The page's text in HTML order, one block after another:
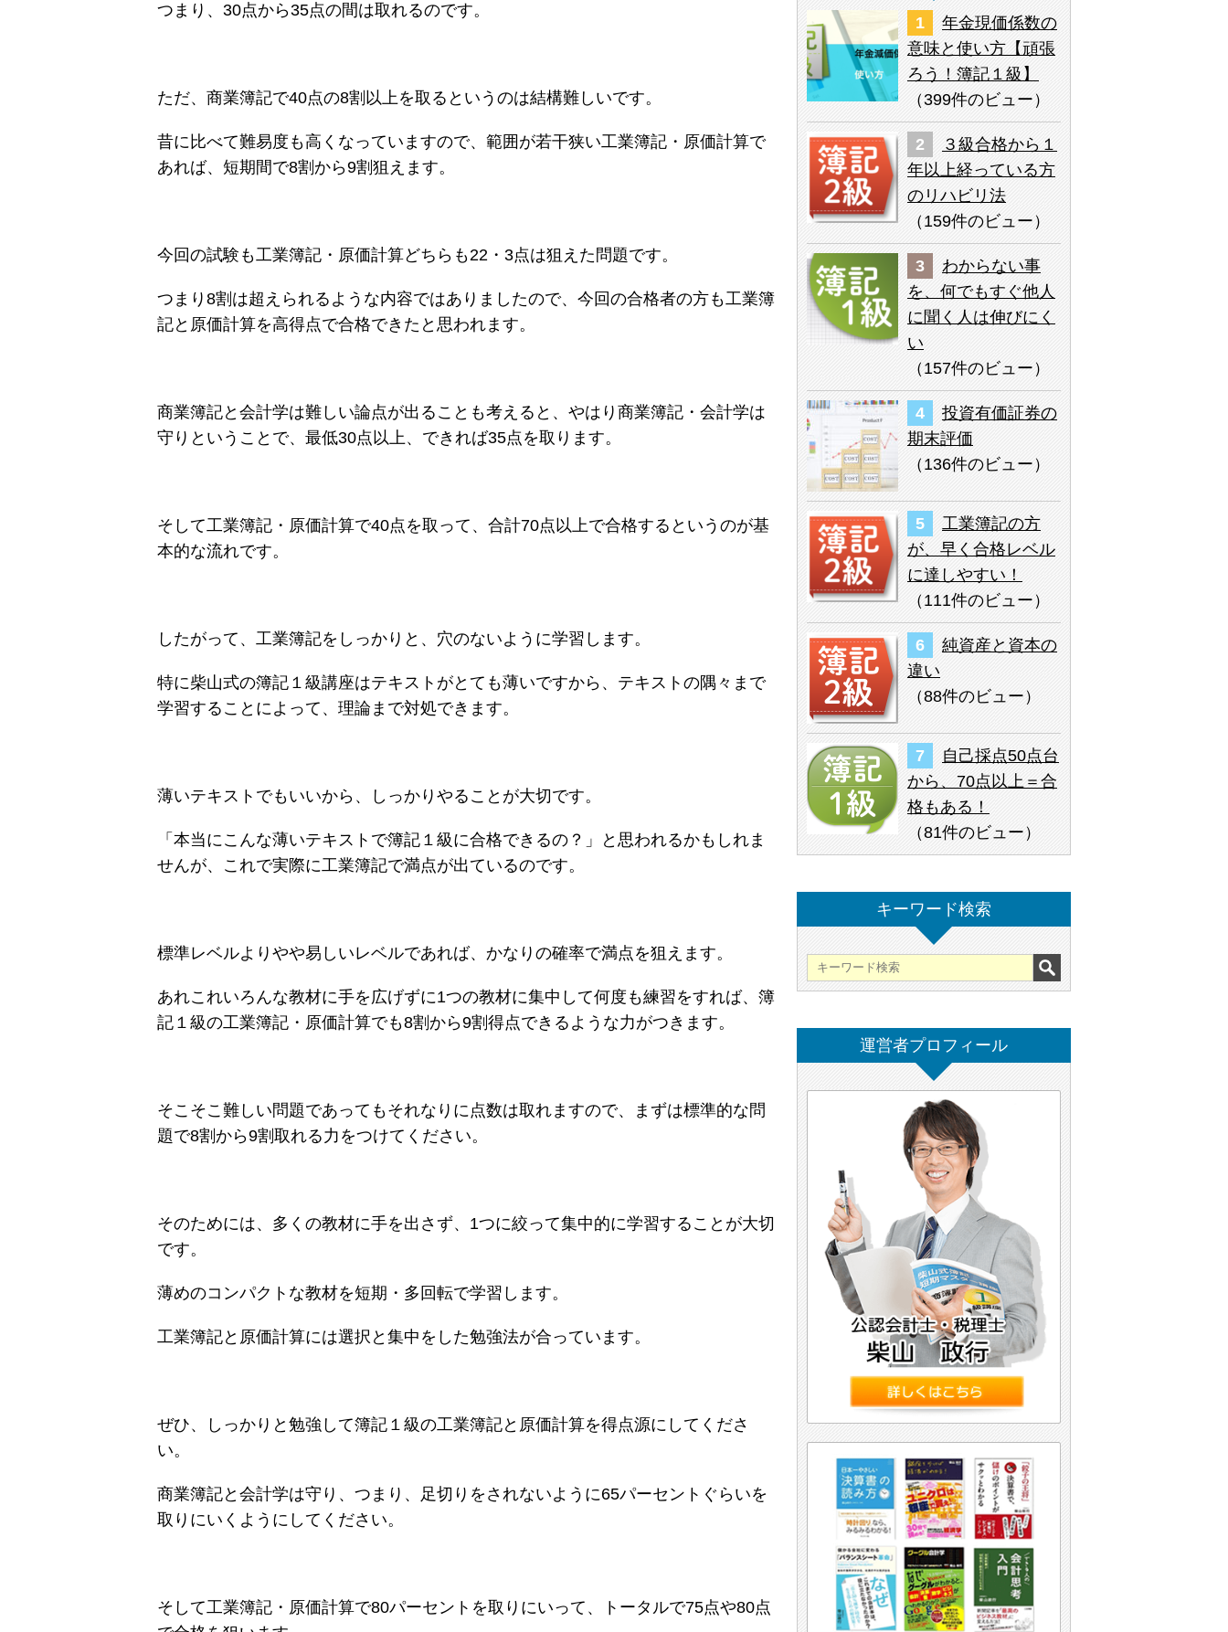
つまり、30点から35点の間は取れるのです。
ただ、商業簿記で40点の8割以上を取るというのは結構難しいです。
昔に比べて難易度も高くなっていますので、範囲が若干狭い工業簿記・原価計算で
あれば、短期間で8割から9割狙えます。
今回の試験も工業簿記・原価計算どちらも22・3点は狙えた問題です。
つまり8割は超えられるような内容ではありましたので、今回の合格者の方も工業簿
記と原価計算を高得点で合格できたと思われます。
商業簿記と会計学は難しい論点が出ることも考えると、やはり商業簿記・会計学は
守りということで、最低30点以上、できれば35点を取ります。
そして工業簿記・原価計算で40点を取って、合計70点以上で合格するというのが基
本的な流れです。
したがって、工業簿記をしっかりと、穴のないように学習します。
特に柴山式の簿記１級講座はテキストがとても薄いですから、テキストの隅々まで
学習することによって、理論まで対処できます。
薄いテキストでもいいから、しっかりやることが大切です。
「本当にこんな薄いテキストで簿記１級に合格できるの？」と思われるかもしれま
せんが、これで実際に工業簿記で満点が出ているのです。
標準レベルよりやや易しいレベルであれば、かなりの確率で満点を狙えます。
あれこれいろんな教材に手を広げずに1つの教材に集中して何度も練習をすれば、簿
記１級の工業簿記・原価計算でも8割から9割得点できるような力がつきます。
そこそこ難しい問題であってもそれなりに点数は取れますので、まずは標準的な問
題で8割から9割取れる力をつけてください。
そのためには、多くの教材に手を出さず、1つに絞って集中的に学習することが大切
です。
薄めのコンパクトな教材を短期・多回転で学習します。
工業簿記と原価計算には選択と集中をした勉強法が合っています。
ぜひ、しっかりと勉強して簿記１級の工業簿記と原価計算を得点源にしてくださ
い。
商業簿記と会計学は守り、つまり、足切りをされないように65パーセントぐらいを
取りにいくようにしてください。
そして工業簿記・原価計算で80パーセントを取りにいって、トータルで75点や80点
年金現価係数の
意味と使い方【頑張
ろう！簿記１級】
（399件のビュー ）
３級合格から１
年以上経っている方
のリハビリ法
（ 159件のビュー）
わからない事
を、何でもすぐ他人
に聞く人は伸びにく
い
（ 157件のビュー ）
投資有価証券の
期末評価
（ 136件のビュー）
工業簿記の方
が、早く合格レベル
に達しやすい！
（111件のビュー ）
純資産と資本の
違い
（88件のビュー）
自己採点50点台
から、70点以上＝合
格もある！
（81件のビュー）
キーワード検索
運営者プロフィール